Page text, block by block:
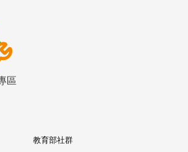
區
教育部社群